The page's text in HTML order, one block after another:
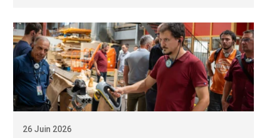
26 Juin 2026